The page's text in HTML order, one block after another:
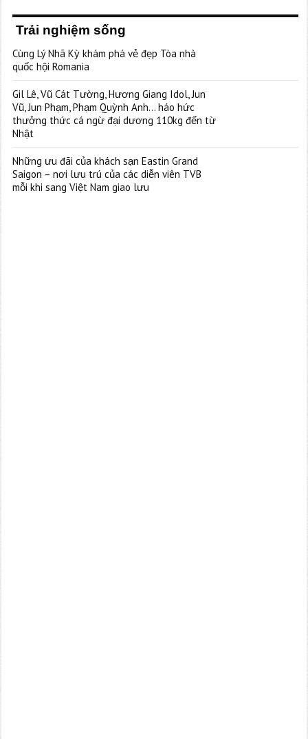
Trải nghiệm sống
Cùng Lý Nhã Kỳ khám phá vẻ đẹp Tòa nhà
quốc hội Romania
Gil Lê, Vũ Cát Tường, Hương Giang Idol, Jun
Vũ, Jun Phạm, Phạm Quỳnh Anh… háo hức
thưởng thức cá ngừ đại dương 110kg đến từ
Nhật
Những ưu đãi của khách sạn Eastin Grand
Saigon – nơi lưu trú của các diễn viên TVB
mỗi khi sang Việt Nam giao lưu